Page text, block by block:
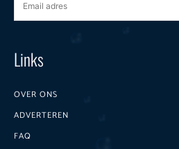
Links
OVER ONS
ADVERTEREN
FAQ